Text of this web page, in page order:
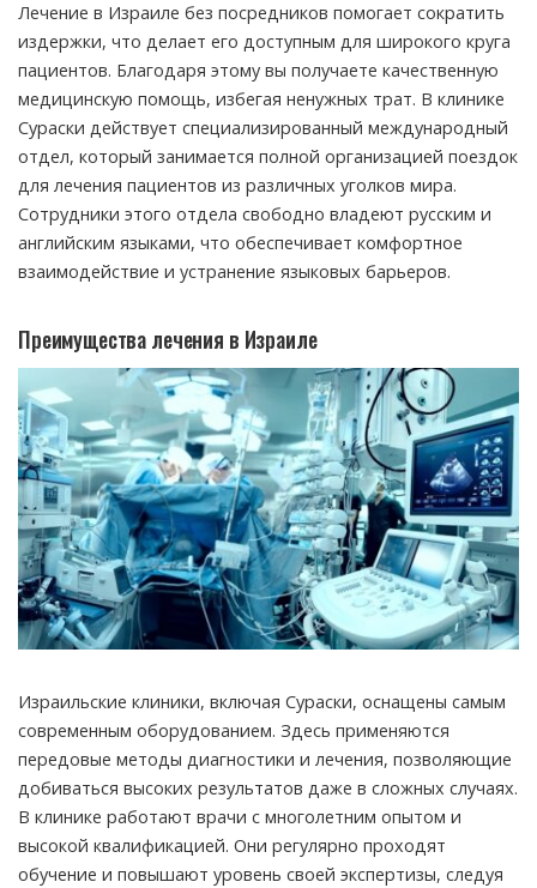
Лечение в Израиле без посредников помогает сократить
издержки, что делает его доступным для широкого круга
пациентов. Благодаря этому вы получаете качественную
медицинскую помощь, избегая ненужных трат. В клинике
Сураски действует специализированный международный
отдел, который занимается полной организацией поездок
для лечения пациентов из различных уголков мира.
Сотрудники этого отдела свободно владеют русским и
английским языками, что обеспечивает комфортное
взаимодействие и устранение языковых барьеров.
Преимущества лечения в Израиле
Израильские клиники, включая Сураски, оснащены самым
современным оборудованием. Здесь применяются
передовые методы диагностики и лечения, позволяющие
добиваться высоких результатов даже в сложных случаях.
В клинике работают врачи с многолетним опытом и
высокой квалификацией. Они регулярно проходят
обучение и повышают уровень своей экспертизы, следуя